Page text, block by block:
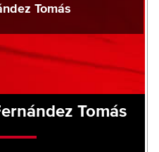
Tomás
Tomás